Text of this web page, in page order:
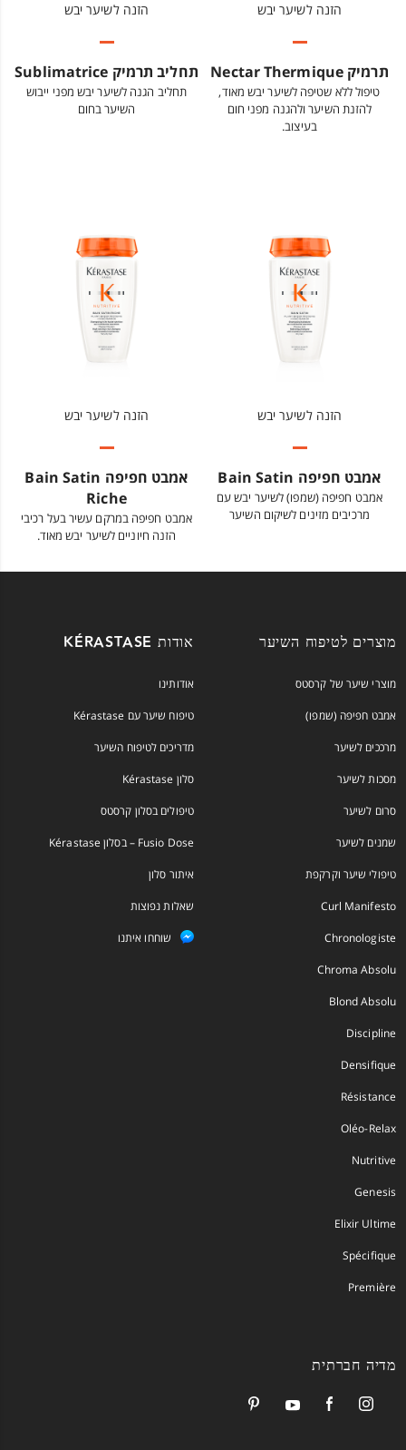
הזנה לשיער יבש
תרמיק Nectar Thermique
טיפול ללא שטיפה לשיער יבש מאוד,
להזנת השיער ולהגנה מפני חום
בעיצוב.
הזנה לשיער יבש
תחליב תרמיק Sublimatrice
תחליב הגנה לשיער יבש מפני ייבוש
השיער בחום
הזנה לשיער יבש
אמבט חפיפה Bain Satin
אמבט חפיפה (שמפו) לשיער יבש עם
מרכיבים מזינים לשיקום השיער
הזנה לשיער יבש
אמבט חפיפה Bain Satin
Riche
אמבט חפיפה במרקם עשיר בעל רכיבי
הזנה חיוניים לשיער יבש מאוד.
מוצרים לטיפוח השיער
מוצרי שיער של קרסטס
אמבט חפיפה (שמפו)
מרככים לשיער
מסכות לשיער
סרום לשיער
שמנים לשיער
טיפולי שיער וקרקפת
Curl Manifesto
Chronologiste
Chroma Absolu
Blond Absolu
Discipline
Densifique
Résistance
Oléo-Relax
Nutritive
Genesis
Elixir Ultime
Spécifique
Première
אודות KÉRASTASE
אודותינו
טיפוח שיער עם Kérastase
מדריכים לטיפוח השיער
סלון Kérastase
טיפולים בסלון קרסטס
Fusio Dose – בסלון Kérastase
איתור סלון
שאלות נפוצות
שוחחו איתנו
מדיה חברתית